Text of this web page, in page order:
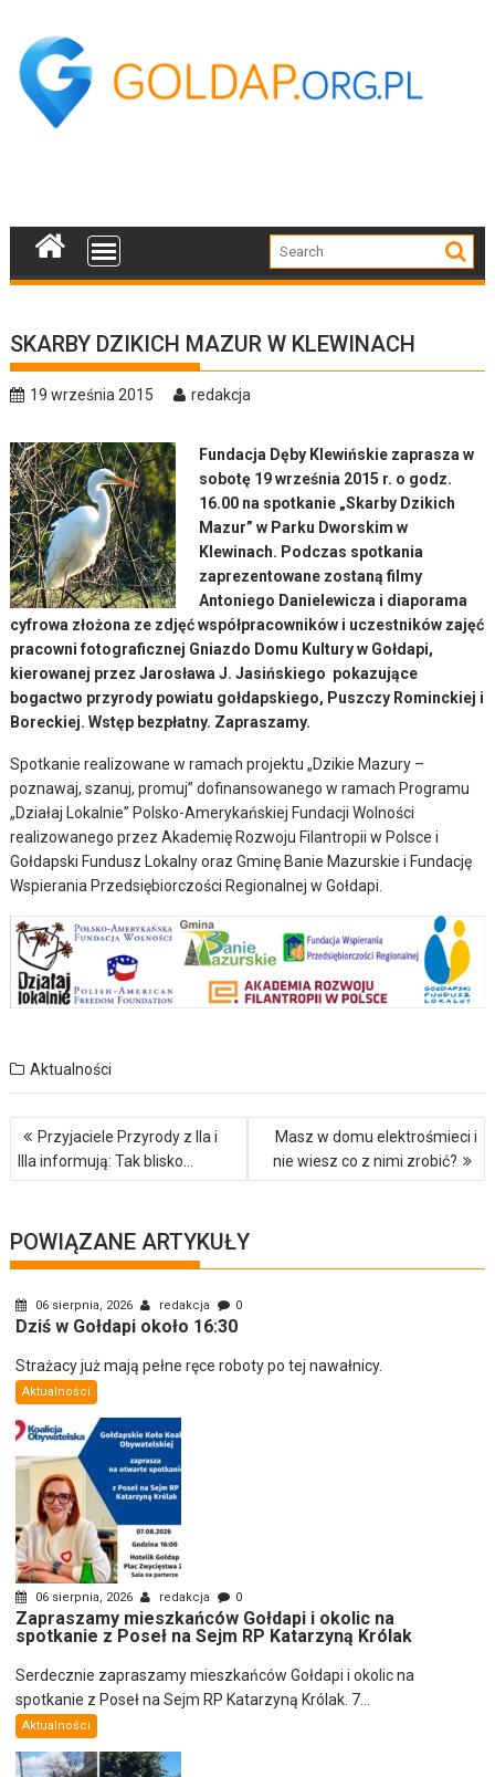
content
SKARBY DZIKICH MAZUR W KLEWINACH
19 września 2015 redakcja
Fundacja Dęby Klewińskie zaprasza w
sobotę 19 września 2015 r. o godz.
16.00 na spotkanie „Skarby Dzikich
Mazur” w Parku Dworskim w
Klewinach. Podczas spotkania
zaprezentowane zostaną filmy
Antoniego Danielewicza i diaporama
cyfrowa złożona ze zdjęć współpracowników i uczestników zajęć
pracowni fotograficznej Gniazdo Domu Kultury w Gołdapi,
kierowanej przez Jarosława J. Jasińskiego pokazujące
bogactwo przyrody powiatu gołdapskiego, Puszczy Rominckiej i
Boreckiej. Wstęp bezpłatny. Zapraszamy.
Spotkanie realizowane w ramach projektu „Dzikie Mazury –
poznawaj, szanuj, promuj” dofinansowanego w ramach Programu
„Działaj Lokalnie” Polsko-Amerykańskiej Fundacji Wolności
realizowanego przez Akademię Rozwoju Filantropii w Polsce i
Gołdapski Fundusz Lokalny oraz Gminę Banie Mazurskie i Fundację
Wspierania Przedsiębiorczości Regionalnej w Gołdapi.
Aktualności
Nawigacja
wpisu
Przyjaciele Przyrody z IIa i
IIIa informują: Tak blisko…
Masz w domu elektrośmieci i
nie wiesz co z nimi zrobić?
POWIĄZANE ARTYKUŁY
06 sierpnia, 2026 redakcja 0
Dziś w Gołdapi około 16:30
Strażacy już mają pełne ręce roboty po tej nawałnicy.
Aktualności
06 sierpnia, 2026 redakcja 0
Zapraszamy mieszkańców Gołdapi i okolic na
spotkanie z Poseł na Sejm RP Katarzyną Królak
Serdecznie zapraszamy mieszkańców Gołdapi i okolic na
spotkanie z Poseł na Sejm RP Katarzyną Królak. 7...
Aktualności